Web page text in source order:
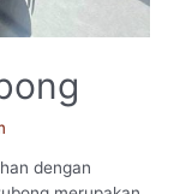
dengan